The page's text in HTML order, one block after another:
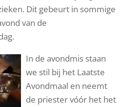
Dit gebeurt in sommige
van de
In de avondmis staan
we stil bij het Laatste
Avondmaal en neemt
de priester vóór het het